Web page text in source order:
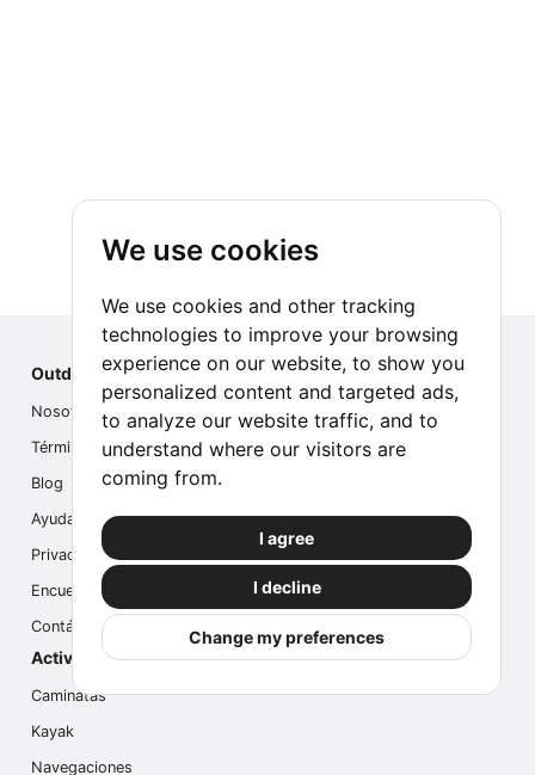
We use cookies
We use cookies and other tracking
technologies to improve your browsing
experience on our website, to show you
personalized content and targeted ads,
to analyze our website traffic, and to
understand where our visitors are
coming from.
I agree
I decline
Change my preferences
Outdoor Index
Nosotros
Términos
Blog
Ayuda
Privacidad
Encuesta
Contáctanos
Actividades populares
Caminatas
Kayak
Navegaciones